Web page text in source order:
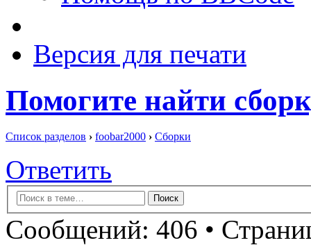
Версия для печати
Помогите найти
Список разделов › foobar2000 › Сборки
Ответить
Сообщений: 406 •